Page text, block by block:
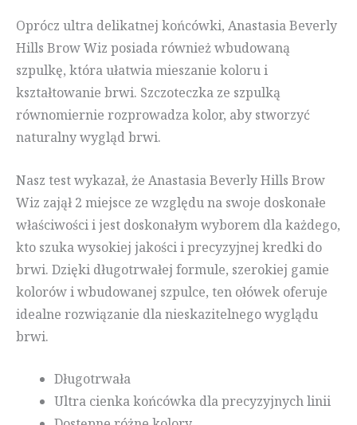
Oprócz ultra delikatnej końcówki, Anastasia Beverly
Hills Brow Wiz posiada również wbudowaną
szpulkę, która ułatwia mieszanie koloru i
kształtowanie brwi. Szczoteczka ze szpulką
równomiernie rozprowadza kolor, aby stworzyć
naturalny wygląd brwi.
Nasz test wykazał, że Anastasia Beverly Hills Brow
Wiz zajął 2 miejsce ze względu na swoje doskonałe
właściwości i jest doskonałym wyborem dla każdego,
kto szuka wysokiej jakości i precyzyjnej kredki do
brwi. Dzięki długotrwałej formule, szerokiej gamie
kolorów i wbudowanej szpulce, ten ołówek oferuje
idealne rozwiązanie dla nieskazitelnego wyglądu
brwi.
Długotrwała
Ultra cienka końcówka dla precyzyjnych linii